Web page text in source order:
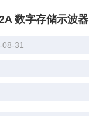
数字存储示波器
31